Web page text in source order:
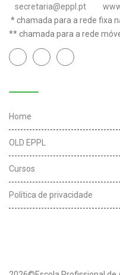
secretaria@eppl.pt
* chamada para a rede fixa
** chamada para a rede
Home
OLD EPPL
Cursos
Política de privacidade